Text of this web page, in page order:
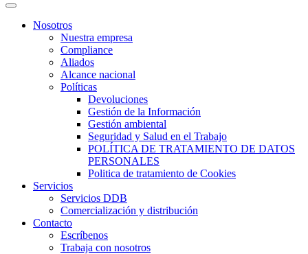
Nosotros
Nuestra empresa
Compliance
Aliados
Alcance nacional
Políticas
Devoluciones
Gestión de la Información
Gestión ambiental
Seguridad y Salud en el Trabajo
POLÍTICA DE TRATAMIENTO DE DATOS
PERSONALES
Politica de tratamiento de Cookies
Servicios
Servicios DDB
Comercialización y distribución
Contacto
Escríbenos
Trabaja con nosotros